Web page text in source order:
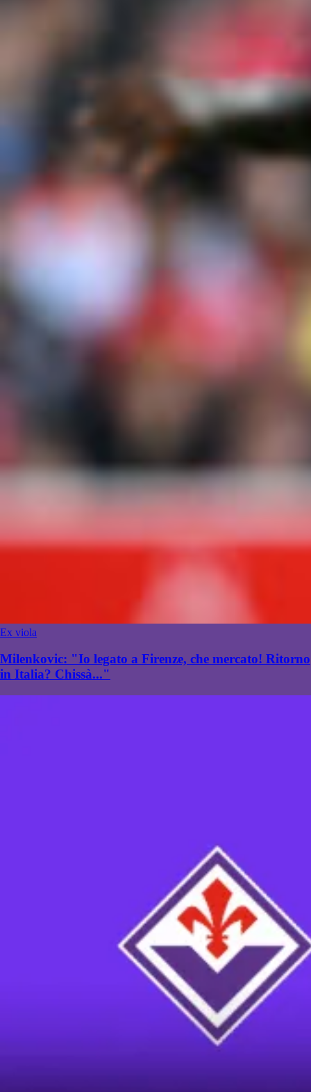
Ex viola
Milenkovic: "Io legato a Firenze, che mercato! Ritorno
in Italia? Chissà..."